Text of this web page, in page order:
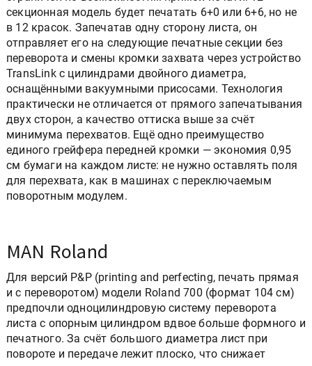
секционная модель будет печатать 6+0 или 6+6, но не
в 12 красок. Запечатав одну сторону листа, он
отправляет его на следующие печатные секции без
переворота и смены кромки захвата через устройство
TransLink с цилиндрами двойного диаметра,
оснащёнными вакуумными присосами. Технология
практически не отличается от прямого запечатывания
двух сторон, а качество оттиска выше за счёт
минимума перехватов. Ещё одно преимущество
единого грейфера передней кромки — экономия 0,95
см бумаги на каждом листе: не нужно оставлять поля
для перехвата, как в машинах с переключаемым
поворотным модулем.
MAN Roland
Для версий P&P (printing and perfecting, печать прямая
и с переворотом) модели Roland 700 (формат 104 см)
предпочли одноцилиндровую систему переворота
листа с опорным цилиндром вдвое больше формного и
печатного. За счёт большого диаметра лист при
повороте и передаче лежит плоско, что снижает